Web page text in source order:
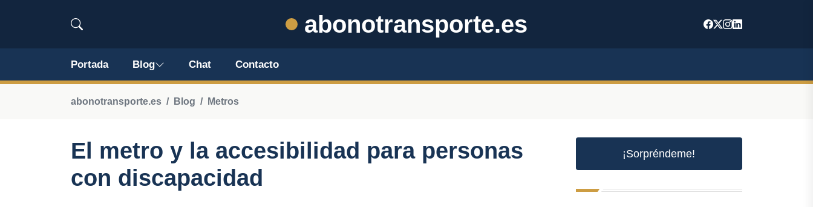
abonotransporte.es
Portada Blog Chat Contacto
abonotransporte.es Blog Metros
El metro y la accesibilidad para personas
con discapacidad
¡Sorpréndeme!